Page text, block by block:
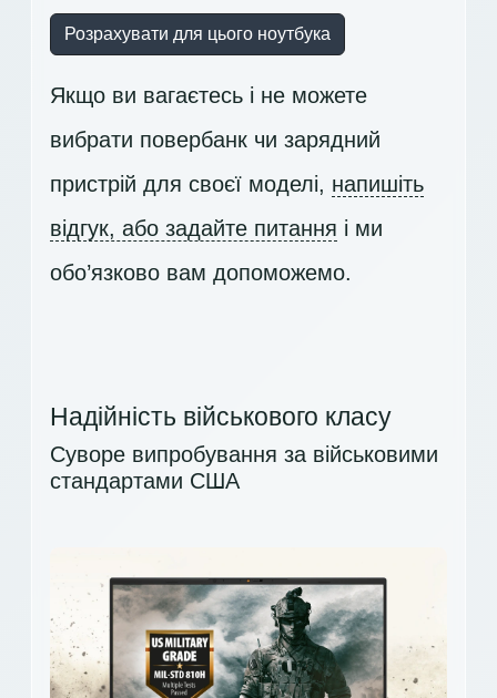
Розрахувати для цього ноутбука
Якщо ви вагаєтесь і не можете
вибрати повербанк чи зарядний
пристрій для своєї моделі, напишіть
відгук, або задайте питання і ми
обо’язково вам допоможемо.
Надійність військового класу
Суворе випробування за військовими
стандартами США